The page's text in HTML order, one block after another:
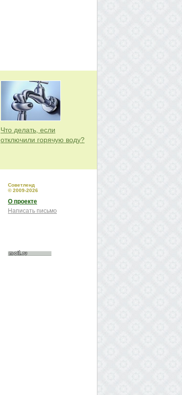
Что делать, если
отключили горячую воду?
Советленд
© 2009-2026
О проекте
Написать письмо